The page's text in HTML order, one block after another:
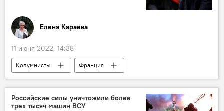
Елена Караева
11 июня 2022, 14:38
Колумнисты
Франция
Эммануэль Макрон
Украина
Владимир Зеленский
Российские силы уничтожили более
трех тысяч машин ВСУ